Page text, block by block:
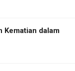
Kematian dalam